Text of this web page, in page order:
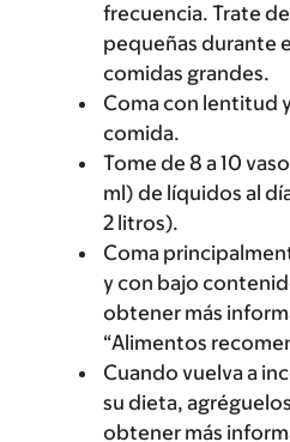
frecuencia. Trate
pequeñas durante
comidas grandes.
Coma con lentitud
comida.
Tome de 8 a 10
ml) de líquidos al
2 litros).
Coma
y con bajo
obtener más
“Alimentos
Cuando vuelva a
su dieta,
obtener más